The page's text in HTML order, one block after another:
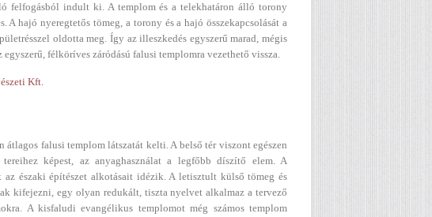
felfogásból indult ki. A templom és a telekhatáron álló torony
A hajó nyeregtetős tömeg, a torony és a hajó összekapcsolását a
oldotta meg. Így az illeszkedés egyszerű marad, mégis
félköríves záródású falusi templomra vezethető vissza.
Kft.
falusi templom látszatát kelti. A belső tér viszont egészen
képest, az anyaghasználat a legfőbb díszítő elem. A
északi építészet alkotásait idézik. A letisztult külső tömeg és
kifejezni, egy olyan redukált, tiszta nyelvet alkalmaz a tervező
A kisfaludi evangélikus templomot még számos templom